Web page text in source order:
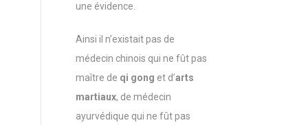
une évidence.
Ainsi il n’existait pas de
médecin chinois qui ne fût pas
maître de qi gong et d’arts
martiaux, de médecin
ayurvédique qui ne fût pas